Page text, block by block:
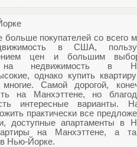
больше покупателей со всего
в США,
цен и большим
недвижимость в
однако купить
Самой дорогой,
на Манхэттене, но
интересные варианты.
практически все
доступныеапартаменты в
на Манхэттене, а
Нью-Йорке.